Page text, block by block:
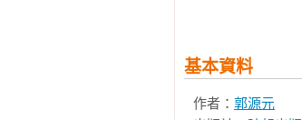
基本資料
作者： 郭源元